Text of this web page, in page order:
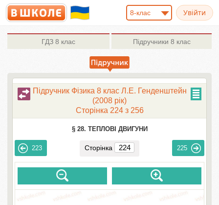
8-клас
ГДЗ 8 клас Підручники 8 клас
Підручник Фізика 8 клас Л.Е. Генденштейн
(2008 рік)
Сторінка 224 з 256
§ 28. ТЕПЛОВІ ДВИГУНИ
223 Сторінка 225